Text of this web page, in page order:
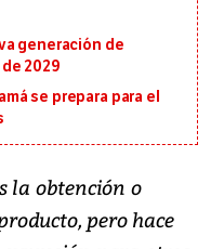
generación de
2029
se prepara para el
la obtención o
pero hace